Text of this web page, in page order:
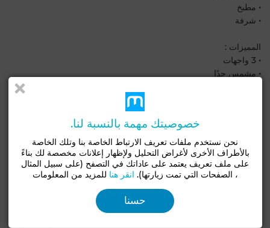
• مطبخ
• شرفة
المميزات :
• 3 واجهات
• مشمس جدًا
عقار نادر يوفر الراحة والخصوصية وإضاءة جميلة، مثالي للإقامة الرئيسية
أو استثمار ذي جودة.
الحالة
خصوصيتك مهمة بالنسبة لنا.
نحن نستخدم ملفات تعريف الارتباط الخاصة بنا وتلك الخاصة
بالأطراف الأخرى لأغراض التحليل ولإظهار إعلانات مخصصة لك بناءً
على ملف تعريف يعتمد على عاداتك في التصفح (على سبيل المثال
، الصفحات التي تمت زيارتها). انقر هنا للمزيد من المعلومات
حسنا